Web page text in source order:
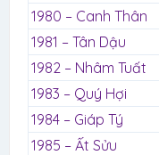
1980 – Canh Thân
1981 – Tân Dậu
1982 – Nhâm Tuất
1983 – Quý Hợi
1984 – Giáp Tý
1985 – Ất Sửu